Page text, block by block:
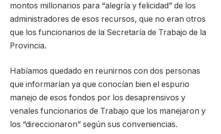
montos millonarios para “alegría y felicidad” de los
administradores de esos recursos, que no eran otros
que los funcionarios de la Secretaría de Trabajo de la
Provincia.
Habíamos quedado en reunirnos con dos personas
que informarían ya que conocían bien el espurio
manejo de esos fondos por los desaprensivos y
venales funcionarios de Trabajo que los manejaron y
los “direccionaron” según sus conveniencias.